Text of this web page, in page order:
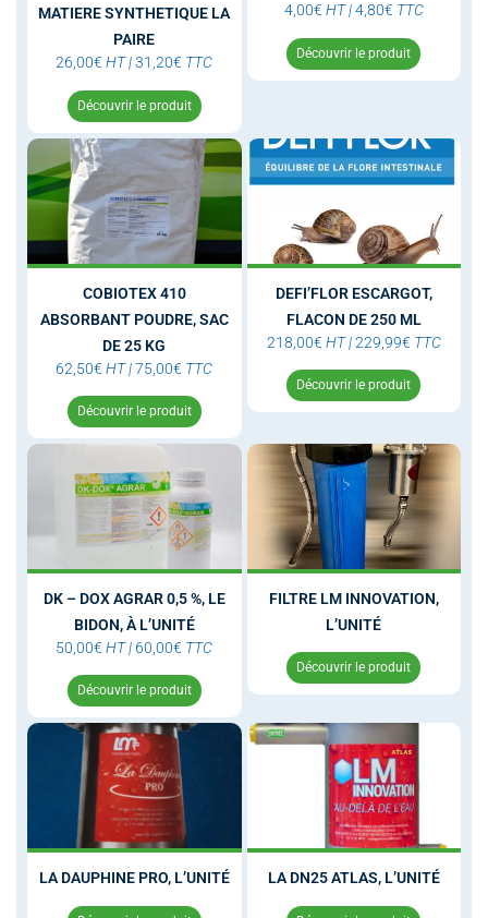
MATIERE SYNTHETIQUE LA
PAIRE
26,00€ HT| 31,20€ TTC
Découvrir le produit
4,00€ HT | 4,80€ TTC
Découvrir le produit
COBIOTEX 410
ABSORBANT POUDRE, SAC
DE 25 KG
62,50€ HT| 75,00€ TTC
Découvrir le produit
DEFI’FLOR ESCARGOT,
FLACON DE 250 ML
218,00€ HT | 229,99€ TTC
Découvrir le produit
DK – DOX AGRAR 0,5 %, LE
BIDON, À L’UNITÉ
50,00€ HT| 60,00€ TTC
Découvrir le produit
FILTRE LM INNOVATION,
L’UNITÉ
Découvrir le produit
LA DAUPHINE PRO, L’UNITÉ LA DN25 ATLAS, L’UNITÉ